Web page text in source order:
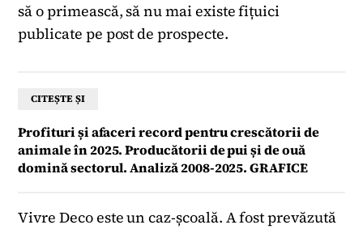
să o primească, să nu mai existe fițuici
publicate pe post de prospecte.
CITEȘTE ȘI
Profituri și afaceri record pentru crescătorii de
animale în 2025. Producătorii de pui și de ouă
domină sectorul. Analiză 2008-2025. GRAFICE
Vivre Deco este un caz-școală. A fost prevăzută